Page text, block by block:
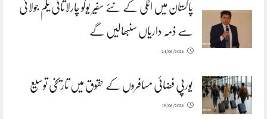
پاکستان میں اٹلی کے نئے سفیر یوگو چارلاتانی یکم جولائی
سے ذمہ داریاں سنبھالیں گے
24/06/2026
یورپی فضائی مسافروں کے حقوق میں تاریخی توسیع
19/06/2026